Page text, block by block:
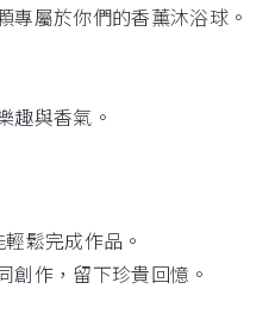
專屬於你們的香薰沐浴球。
趣與香氣。
鬆完成作品。
創作，留下珍貴回憶。